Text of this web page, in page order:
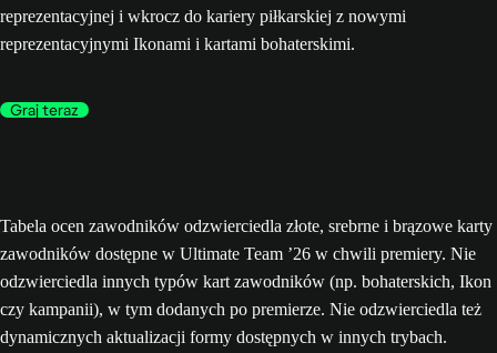
reprezentacyjnej i wkrocz do kariery piłkarskiej z nowymi
reprezentacyjnymi Ikonami i kartami bohaterskimi.
Graj teraz
Tabela ocen zawodników odzwierciedla złote, srebrne i brązowe karty
zawodników dostępne w Ultimate Team ’26 w chwili premiery. Nie
odzwierciedla innych typów kart zawodników (np. bohaterskich, Ikon
czy kampanii), w tym dodanych po premierze. Nie odzwierciedla też
dynamicznych aktualizacji formy dostępnych w innych trybach.